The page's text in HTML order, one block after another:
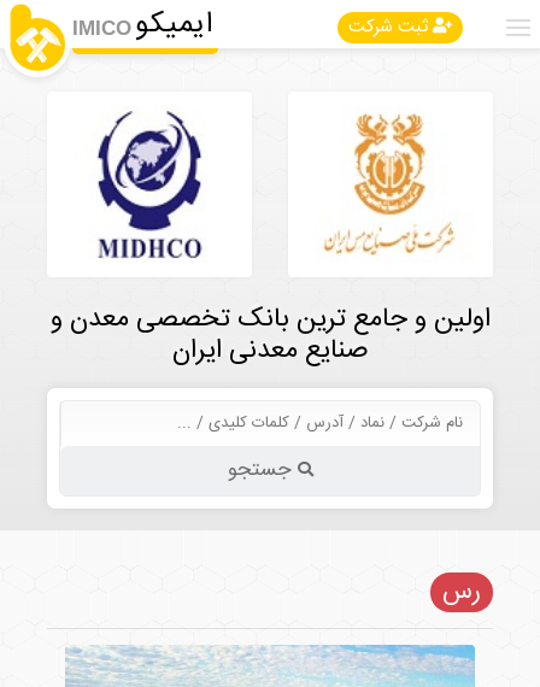
ثبت شرکت ایمیکو IMICO
اولین و جامع ترین بانک تخصصی معدن و
صنایع معدنی ایران
جستجو
رس